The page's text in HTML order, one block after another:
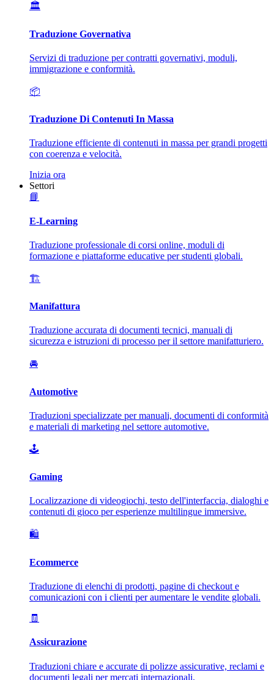
🏛️
Traduzione Governativa
Servizi di traduzione per contratti governativi, moduli,
immigrazione e conformità.
📦
Traduzione Di Contenuti In Massa
Traduzione efficiente di contenuti in massa per grandi progetti
con coerenza e velocità.
Inizia ora
Settori
📘
E-Learning
Traduzione professionale di corsi online, moduli di
formazione e piattaforme educative per studenti globali.
🏗️
Manifattura
Traduzione accurata di documenti tecnici, manuali di
sicurezza e istruzioni di processo per il settore manifatturiero.
🚘
Automotive
Traduzioni specializzate per manuali, documenti di conformità
e materiali di marketing nel settore automotive.
🕹️
Gaming
Localizzazione di videogiochi, testo dell'interfaccia, dialoghi e
contenuti di gioco per esperienze multilingue immersive.
🛍️
Ecommerce
Traduzione di elenchi di prodotti, pagine di checkout e
comunicazioni con i clienti per aumentare le vendite globali.
🧾
Assicurazione
Traduzioni chiare e accurate di polizze assicurative, reclami e
documenti legali per mercati internazionali.